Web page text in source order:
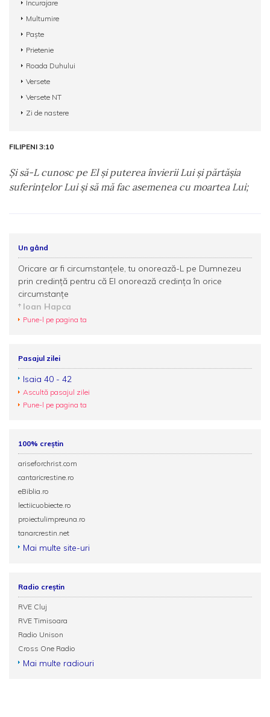
Incurajare
Multumire
Paște
Prietenie
Roada Duhului
Versete
Versete NT
Zi de nastere
FILIPENI 3:10
Şi să-L cunosc pe El şi puterea învierii Lui şi părtăşia
suferinţelor Lui şi să mă fac asemenea cu moartea Lui;
Un gând
Oricare ar fi circumstanțele, tu onorează-L pe Dumnezeu
prin credință pentru că El onorează credința în orice
circumstanțe
Ioan Hapca
Pune-l pe pagina ta
Pasajul zilei
Isaia 40 - 42
Ascultă pasajul zilei
Pune-l pe pagina ta
100% creștin
ariseforchrist.com
cantaricrestine.ro
eBiblia.ro
lectiicuobiecte.ro
proiectulimpreuna.ro
tanarcrestin.net
Mai multe site-uri
Radio creștin
RVE Cluj
RVE Timisoara
Radio Unison
Cross One Radio
Mai multe radiouri